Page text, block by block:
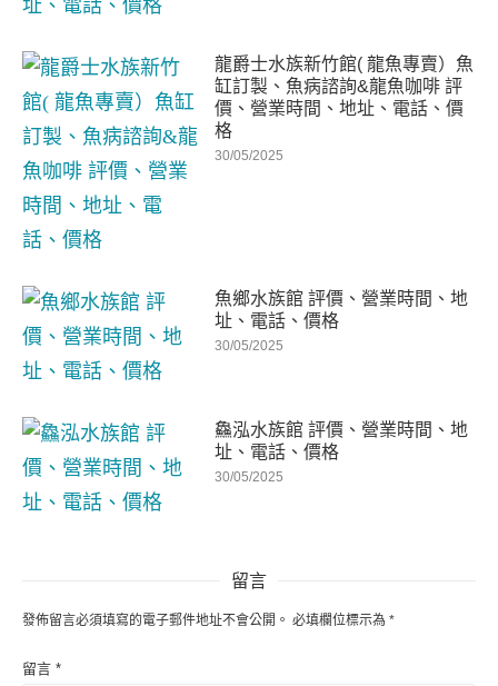
龍爵士水族新竹館( 龍魚專賣）魚
缸訂製、魚病諮詢&龍魚咖啡 評
價、營業時間、地址、電話、價
格
30/05/2025
魚鄉水族館 評價、營業時間、地
址、電話、價格
30/05/2025
鱻泓水族館 評價、營業時間、地
址、電話、價格
30/05/2025
留言
發佈留言必須填寫的電子郵件地址不會公開。 必填欄位標示為 *
留言 *